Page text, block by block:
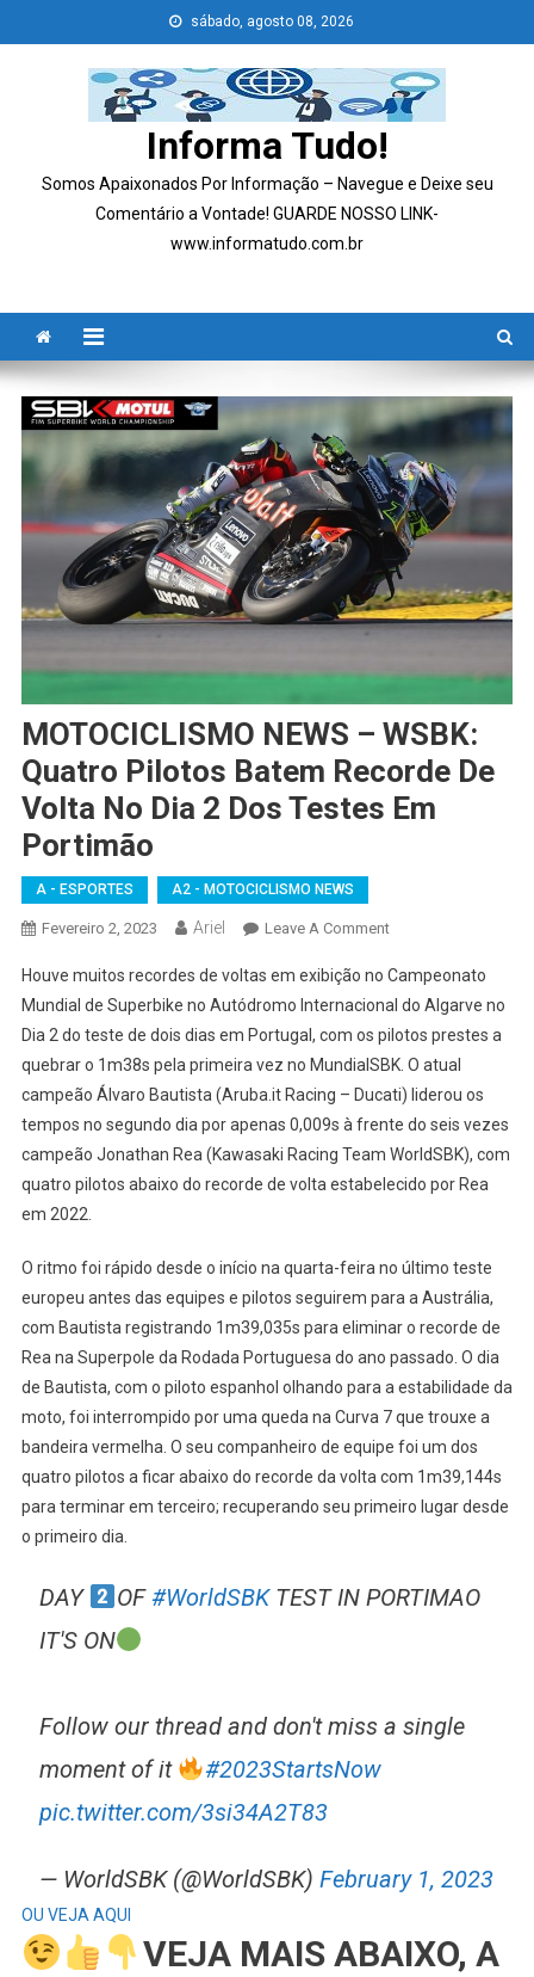
to
sábado, agosto 08, 2026
Informa Tudo!
Somos Apaixonados Por Informação – Navegue e Deixe seu
Comentário a Vontade! GUARDE NOSSO LINK-
www.informatudo.com.br
MOTOCICLISMO NEWS – WSBK:
Quatro Pilotos Batem Recorde De
Volta No Dia 2 Dos Testes Em
Portimão
A - ESPORTES A2 - MOTOCICLISMO NEWS
Fevereiro 2, 2023 Ariel Leave A CommentOn
NEWS
–
WSBK:
Quatro
Pilotos
Batem
Recorde
De
Dia
Testes
Em
Portimão
Houve muitos recordes de voltas em exibição no Campeonato
Mundial de Superbike no Autódromo Internacional do Algarve no
Dia 2 do teste de dois dias em Portugal, com os pilotos prestes a
quebrar o 1m38s pela primeira vez no MundialSBK. O atual
campeão Álvaro Bautista (Aruba.it Racing – Ducati) liderou os
tempos no segundo dia por apenas 0,009s à frente do seis vezes
campeão Jonathan Rea (Kawasaki Racing Team WorldSBK), com
quatro pilotos abaixo do recorde de volta estabelecido por Rea
em 2022.
O ritmo foi rápido desde o início na quarta-feira no último teste
europeu antes das equipes e pilotos seguirem para a Austrália,
com Bautista registrando 1m39,035s para eliminar o recorde de
Rea na Superpole da Rodada Portuguesa do ano passado. O dia
de Bautista, com o piloto espanhol olhando para a estabilidade da
moto, foi interrompido por uma queda na Curva 7 que trouxe a
bandeira vermelha. O seu companheiro de equipe foi um dos
quatro pilotos a ficar abaixo do recorde da volta com 1m39,144s
para terminar em terceiro; recuperando seu primeiro lugar desde
o primeiro dia.
DAY OF#WorldSBKTEST IN PORTIMAO
IT'S ON
Follow our thread and don't miss a single
moment of it
#2023StartsNow
pic.twitter.com/3si34A2T83
— WorldSBK (@WorldSBK) February 1, 2023
OU VEJA AQUI
VEJA MAIS ABAIXO, A